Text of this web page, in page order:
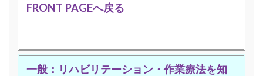
FRONT PAGEへ戻る
一般：リハビリテーション・作業療法を知